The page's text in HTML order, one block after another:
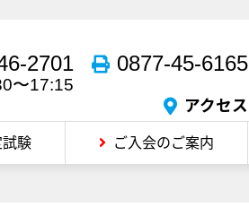
2701
〜17:15
0877-45-6165
アクセス
試験 ご入会のご案内